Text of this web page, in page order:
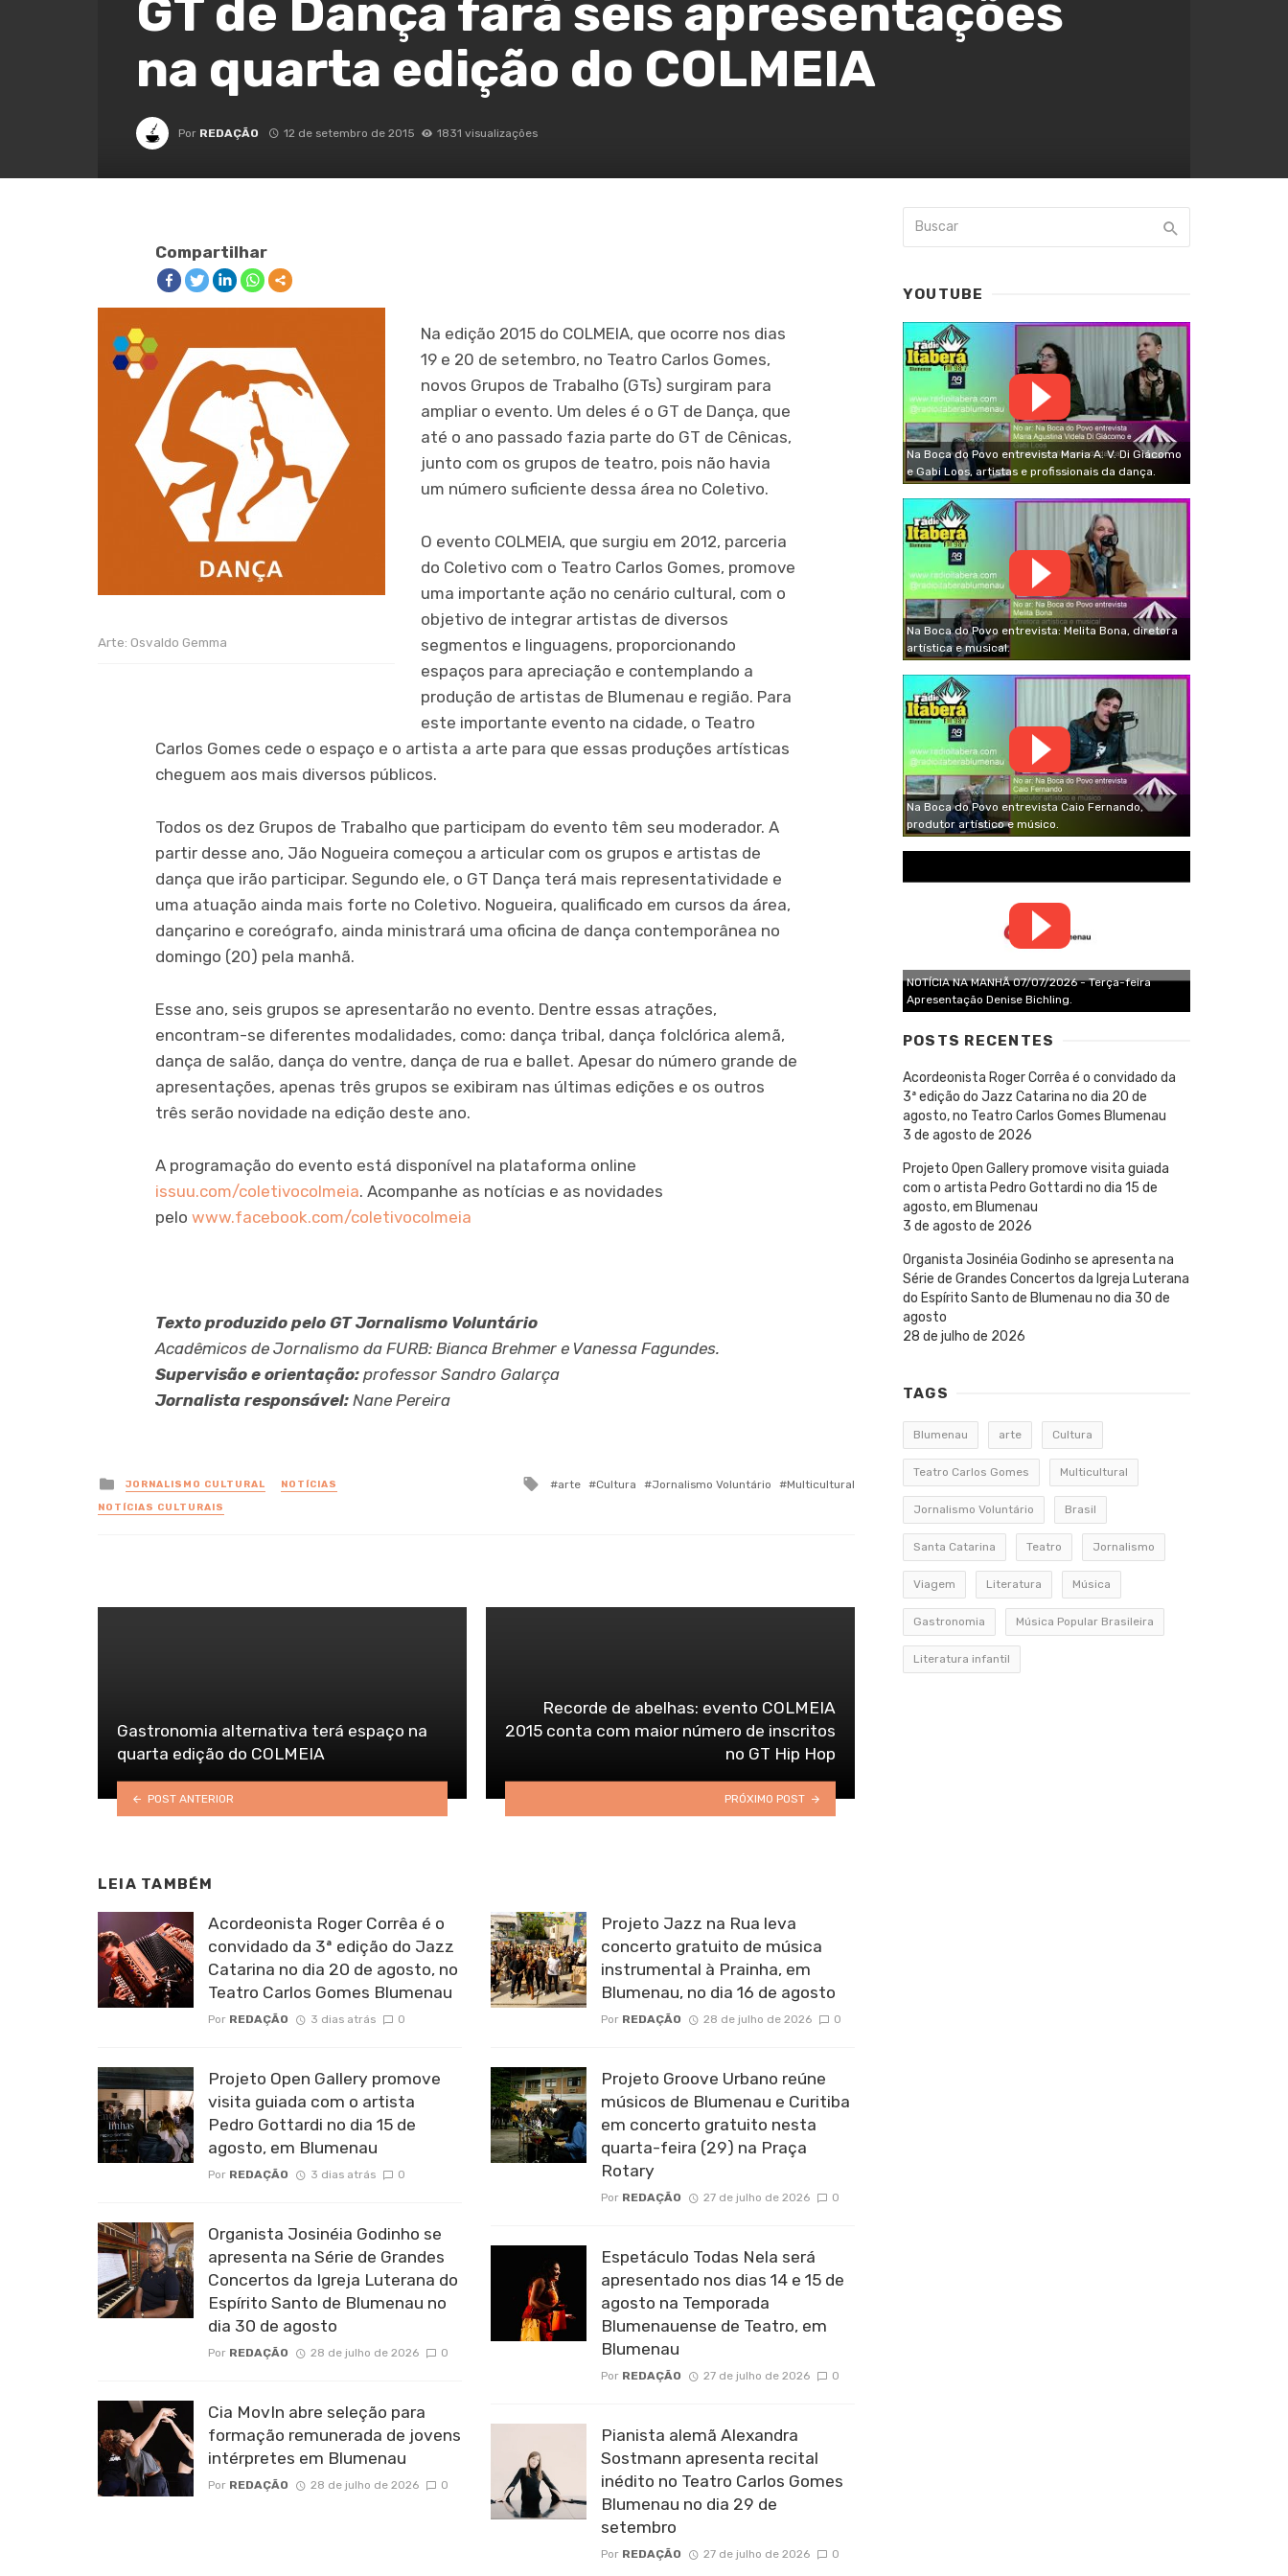
GT de Dança fará seis apresentações
na quarta edição do COLMEIA
Por REDAÇÃO 12 de setembro de 2015 1831 visualizações
Compartilhar
Arte: Osvaldo Gemma
Na edição 2015 do COLMEIA, que ocorre nos dias
19 e 20 de setembro, no Teatro Carlos Gomes,
novos Grupos de Trabalho (GTs) surgiram para
ampliar o evento. Um deles é o GT de Dança, que
até o ano passado fazia parte do GT de Cênicas,
junto com os grupos de teatro, pois não havia
um número suficiente dessa área no Coletivo.
O evento COLMEIA, que surgiu em 2012, parceria
do Coletivo com o Teatro Carlos Gomes, promove
uma importante ação no cenário cultural, com o
objetivo de integrar artistas de diversos
segmentos e linguagens, proporcionando
espaços para apreciação e contemplando a
produção de artistas de Blumenau e região. Para
este importante evento na cidade, o Teatro
Carlos Gomes cede o espaço e o artista a arte para que essas produções artísticas
cheguem aos mais diversos públicos.
Todos os dez Grupos de Trabalho que participam do evento têm seu moderador. A
partir desse ano, Jão Nogueira começou a articular com os grupos e artistas de
dança que irão participar. Segundo ele, o GT Dança terá mais representatividade e
uma atuação ainda mais forte no Coletivo. Nogueira, qualificado em cursos da área,
dançarino e coreógrafo, ainda ministrará uma oficina de dança contemporânea no
domingo (20) pela manhã.
Esse ano, seis grupos se apresentarão no evento. Dentre essas atrações,
encontram-se diferentes modalidades, como: dança tribal, dança folclórica alemã,
dança de salão, dança do ventre, dança de rua e ballet. Apesar do número grande de
apresentações, apenas três grupos se exibiram nas últimas edições e os outros
três serão novidade na edição deste ano.
A programação do evento está disponível na plataforma online
issuu.com/coletivocolmeia. Acompanhe as notícias e as novidades
pelo www.facebook.com/coletivocolmeia
Texto produzido pelo GT Jornalismo Voluntário
Acadêmicos de Jornalismo da FURB: Bianca Brehmer e Vanessa Fagundes.
Supervisão e orientação: professor Sandro Galarça
Jornalista responsável: Nane Pereira
Posted
in
JORNALISMO CULTURAL
NOTÍCIAS
NOTÍCIAS CULTURAIS
Tagged
arte Cultura Jornalismo Voluntário Multicultural
Gastronomia alternativa terá espaço na
quarta edição do COLMEIA
POST ANTERIOR
Recorde de abelhas: evento COLMEIA
2015 conta com maior número de inscritos
no GT Hip Hop
PRÓXIMO POST
LEIA TAMBÉM
Acordeonista Roger Corrêa é o
convidado da 3ª edição do Jazz
Catarina no dia 20 de agosto, no
Teatro Carlos Gomes Blumenau
Por REDAÇÃO 3 dias atrás 0
Projeto Open Gallery promove
visita guiada com o artista
Pedro Gottardi no dia 15 de
agosto, em Blumenau
Por REDAÇÃO 3 dias atrás 0
Organista Josinéia Godinho se
apresenta na Série de Grandes
Concertos da Igreja Luterana do
Espírito Santo de Blumenau no
dia 30 de agosto
Por REDAÇÃO 28 de julho de 2026 0
Cia MovIn abre seleção para
formação remunerada de jovens
intérpretes em Blumenau
Por REDAÇÃO 28 de julho de 2026 0
Projeto Jazz na Rua leva
concerto gratuito de música
instrumental à Prainha, em
Blumenau, no dia 16 de agosto
Por REDAÇÃO 28 de julho de 2026 0
Projeto Groove Urbano reúne
músicos de Blumenau e Curitiba
em concerto gratuito nesta
quarta-feira (29) na Praça
Rotary
Por REDAÇÃO 27 de julho de 2026 0
Espetáculo Todas Nela será
apresentado nos dias 14 e 15 de
agosto na Temporada
Blumenauense de Teatro, em
Blumenau
Por REDAÇÃO 27 de julho de 2026 0
Pianista alemã Alexandra
Sostmann apresenta recital
inédito no Teatro Carlos Gomes
Blumenau no dia 29 de
setembro
Por REDAÇÃO 27 de julho de 2026 0
YOUTUBE
Na Boca do Povo entrevista Maria A. V. Di Giácomo
e Gabi Loos, artistas e profissionais da dança.
Na Boca do Povo entrevista: Melita Bona, diretora
artística e musical.
Na Boca do Povo entrevista Caio Fernando,
produtor artístico e músico.
NOTÍCIA NA MANHÃ 07/07/2026 - Terça-feira
Apresentação Denise Bichling.
POSTS RECENTES
Acordeonista Roger Corrêa é o convidado da
3ª edição do Jazz Catarina no dia 20 de
agosto, no Teatro Carlos Gomes Blumenau
3 de agosto de 2026
Projeto Open Gallery promove visita guiada
com o artista Pedro Gottardi no dia 15 de
agosto, em Blumenau
3 de agosto de 2026
Organista Josinéia Godinho se apresenta na
Série de Grandes Concertos da Igreja Luterana
do Espírito Santo de Blumenau no dia 30 de
agosto
28 de julho de 2026
TAGS
Blumenau arte Cultura
Teatro Carlos Gomes Multicultural
Jornalismo Voluntário Brasil
Santa Catarina Teatro Jornalismo
Viagem Literatura Música
Gastronomia Música Popular Brasileira
Literatura infantil